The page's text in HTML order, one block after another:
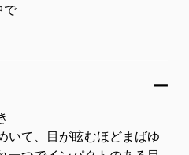
で
いて、目が眩むほどまばゆ